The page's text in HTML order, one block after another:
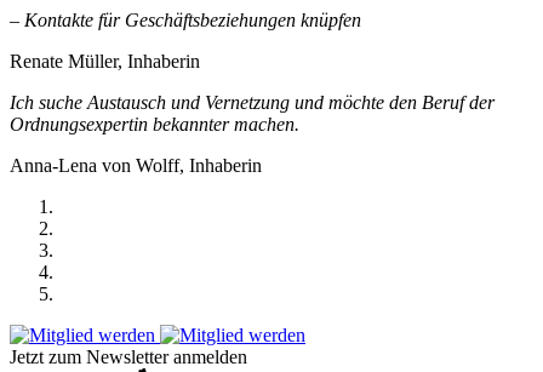
– Kontakte für Geschäftsbeziehungen knüpfen
Renate Müller, Inhaberin
Ich suche Austausch und Vernetzung und möchte den Beruf der
Ordnungsexpertin bekannter machen.
Anna-Lena von Wolff, Inhaberin
Jetzt zum Newsletter anmelden